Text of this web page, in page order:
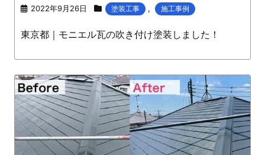
2022年9月26日 塗装工事 , 施工事例
東京都｜モニエル瓦の吹き付け塗装しました！